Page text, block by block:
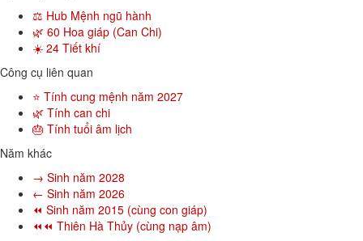
⚖️ Hub Mệnh ngũ hành
🌿 60 Hoa giáp (Can Chi)
☀️ 24 Tiết khí
Công cụ liên quan
⭐ Tính cung mệnh năm 2027
🌿 Tính can chi
🎂 Tính tuổi âm lịch
Năm khác
→ Sinh năm 2028
← Sinh năm 2026
⏪ Sinh năm 2015 (cùng con giáp)
⏪⏪ Thiên Hà Thủy (cùng nạp âm)